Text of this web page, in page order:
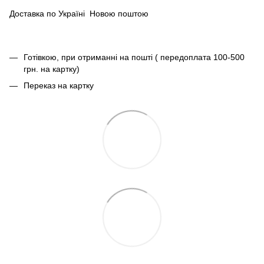
Доставка по Україні Новою поштою
Готівкою, при отриманні на пошті ( передоплата 100-500
грн. на картку)
Переказ на картку